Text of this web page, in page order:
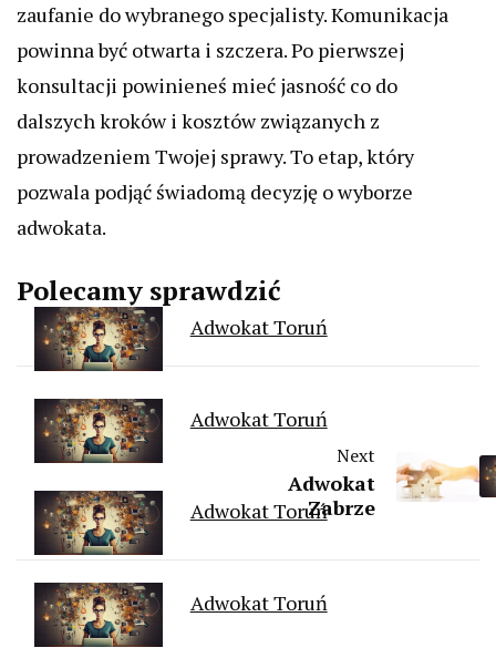
zaufanie do wybranego specjalisty. Komunikacja
powinna być otwarta i szczera. Po pierwszej
konsultacji powinieneś mieć jasność co do
dalszych kroków i kosztów związanych z
prowadzeniem Twojej sprawy. To etap, który
pozwala podjąć świadomą decyzję o wyborze
adwokata.
Polecamy sprawdzić
Adwokat Toruń
Adwokat Toruń
Adwokat Toruń
Adwokat Toruń
Next
Adwokat
Zabrze